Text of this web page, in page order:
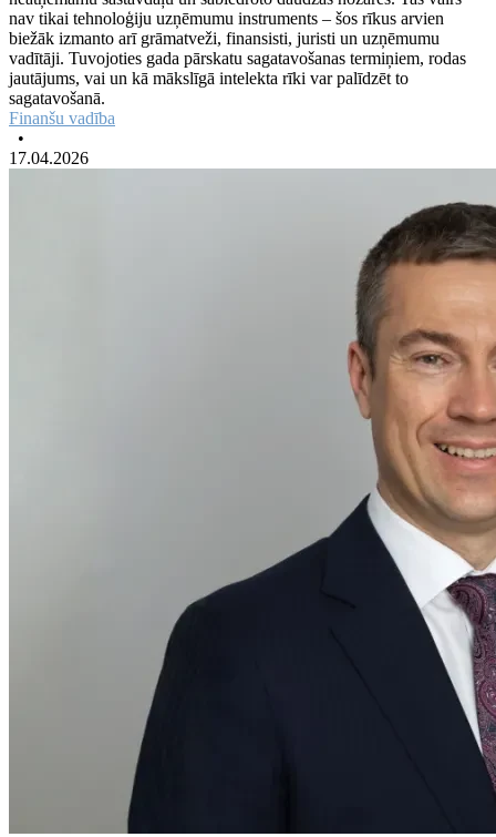
nav tikai tehnoloģiju uzņēmumu instruments – šos rīkus arvien
biežāk izmanto arī grāmatveži, finansisti, juristi un uzņēmumu
vadītāji. Tuvojoties gada pārskatu sagatavošanas termiņiem, rodas
jautājums, vai un kā mākslīgā intelekta rīki var palīdzēt to
sagatavošanā.
Finanšu vadība
•
17.04.2026